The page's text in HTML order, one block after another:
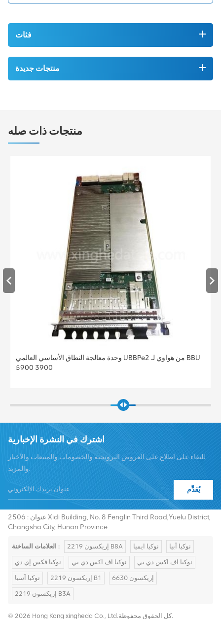
فئات
منتجات جديدة
منتجات ذات صله
وحدة معالجة النطاق الأساسي العالمي UBBPe4 من هواوي لـ BBU
5900 3900
اشترك في النشرة الإخبارية
للبقاء على اطلاع على العروض الترويجية والخصومات والمبيعات والأخبار
والمزيد.
يُقدِّم
+8619376997331
عنوان : 2506 Xidi Building, No. 8 Fenglin Third Road,Yuelu District,
Changsha City, Hunan Province
العلامات الساخنة : إريكسون 2219 B8A نوكيا ايميا نوكيا أبيا
نوكيا فكس إي دي نوكيا اف اكس دي بي نوكيا اف اكس دي بي
نوكيا آسيا إريكسون 2219 B1 إريكسون 6630
إريكسون 2219 B3A
© 2026 Hong Kong xingheda Co., Ltd.كل الحقوق محفوظة.